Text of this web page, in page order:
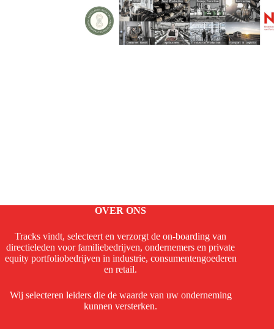
OVER ONS
Tracks vindt, selecteert en verzorgt de on-boarding van
directieleden voor familiebedrijven, ondernemers en private
equity portfoliobedrijven in industrie, consumentengoederen
en retail.
Wij selecteren leiders die de waarde van uw onderneming
kunnen versterken.